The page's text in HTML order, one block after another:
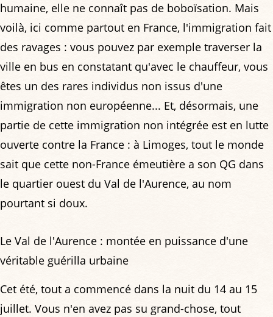
humaine, elle ne connaît pas de boboïsation. Mais
voilà, ici comme partout en France, l'immigration fait
des ravages : vous pouvez par exemple traverser la
ville en bus en constatant qu'avec le chauffeur, vous
êtes un des rares individus non issus d'une
immigration non européenne... Et, désormais, une
partie de cette immigration non intégrée est en lutte
ouverte contre la France : à Limoges, tout le monde
sait que cette non-France émeutière a son QG dans
le quartier ouest du Val de l'Aurence, au nom
pourtant si doux.
Le Val de l'Aurence : montée en puissance d'une
véritable guérilla urbaine
Cet été, tout a commencé dans la nuit du 14 au 15
juillet. Vous n'en avez pas su grand-chose, tout